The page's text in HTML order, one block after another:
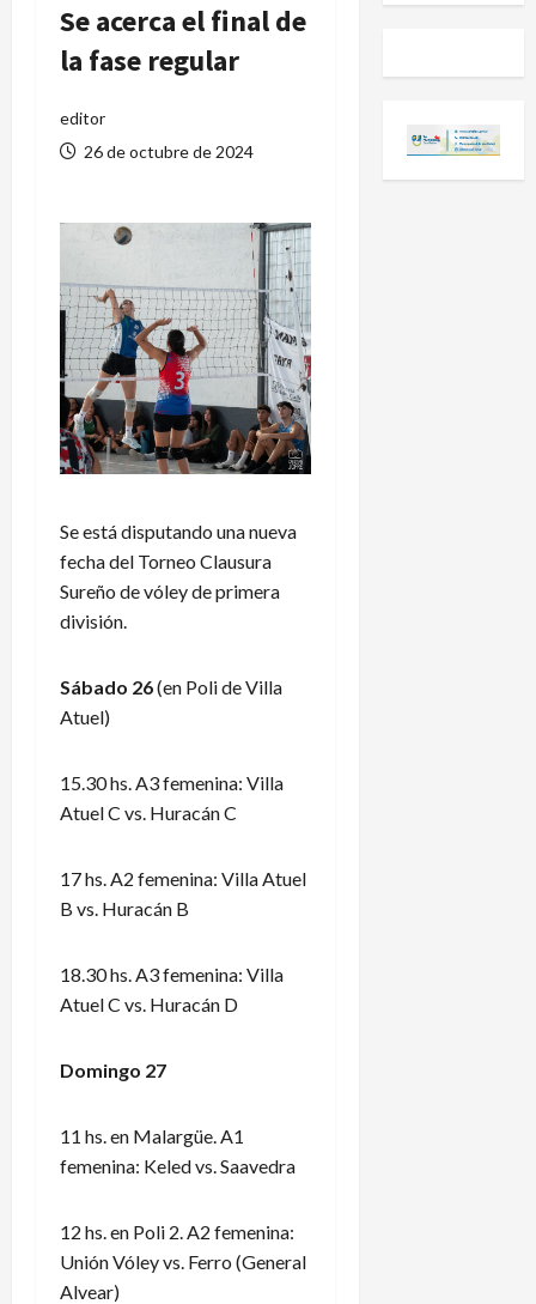
Se acerca el final de
la fase regular
editor
26 de octubre de 2024
Se está disputando una nueva
fecha del Torneo Clausura
Sureño de vóley de primera
división.
Sábado 26(en Poli de Villa
Atuel)
15.30 hs. A3 femenina: Villa
Atuel C vs. Huracán C
17 hs. A2 femenina: Villa Atuel
B vs. Huracán B
18.30 hs. A3 femenina: Villa
Atuel C vs. Huracán D
Domingo 27
11 hs. en Malargüe. A1
femenina: Keled vs. Saavedra
12 hs. en Poli 2. A2 femenina:
Unión Vóley vs. Ferro (General
Alvear)